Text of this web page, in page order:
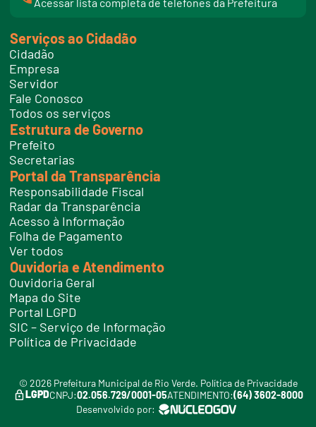
Acessar lista completa de telefones da Prefeitura
i
t
e
l
f
o
e
s
Serviços ao Cidadão
Cidadão
Empresa
Servidor
Fale Conosco
Todos os serviços
Estrutura de Governo
Prefeito
Secretarias
Portal da Transparência
Responsabilidade Fiscal
Radar da Transparência
Acesso à Informação
Folha de Pagamento
Ver todos
Ouvidoria e Atendimento
Ouvidoria Geral
Mapa do Site
Portal LGPD
SIC – Serviço de Informação
Política de Privacidade
© 2026 Prefeitura Municipal de Rio Verde. Política de Privacidade
LGPDCNPJ:02.056.729/0001-05ATENDIMENTO:(64) 3602-8000
Desenvolvido por: